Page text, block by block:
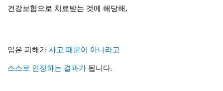
건강보험 으로 치료받는 것에 해당해,
입은 피해가 사고 때문이 아니라고
스스로 인정하는 결과가 됩니다.